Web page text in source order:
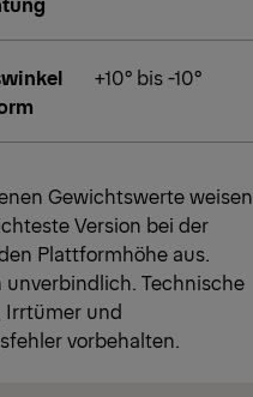
+10° bis -10°
Gewichtswerte weisen
Version bei der
Plattformhöhe aus.
unverbindlich. Technische
Irrtümer und
vorbehalten.